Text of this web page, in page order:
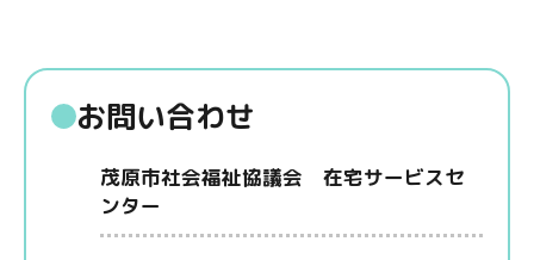
お問い合わせ
茂原市社会福祉協議会 在宅サービスセ
ンター